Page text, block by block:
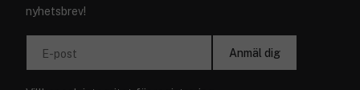
nyhetsbrev!
E-post Anmäl dig